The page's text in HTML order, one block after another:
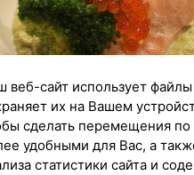
Глуз /
веб-сайт использует
их на Вашем
сделать перемещения по
удобными для Вас, а
статистики сайта и